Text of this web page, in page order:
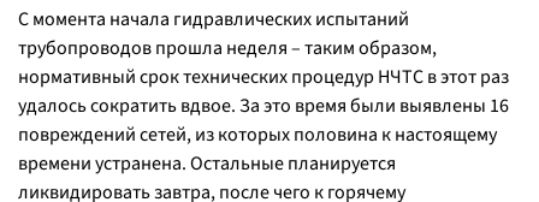
С момента начала гидравлических испытаний
трубопроводов прошла неделя – таким образом,
нормативный срок технических процедур НЧТС в этот раз
удалось сократить вдвое. За это время были выявлены 16
повреждений сетей, из которых половина к настоящему
времени устранена. Остальные планируется
ликвидировать завтра, после чего к горячему